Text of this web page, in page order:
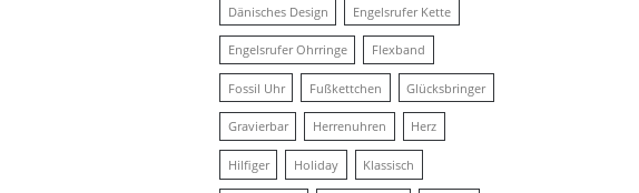
Dänisches Design Engelsrufer Kette
Engelsrufer Ohrringe Flexband
Fossil Uhr Fußkettchen Glücksbringer
Gravierbar Herrenuhren Herz
Hilfiger Holiday Klassisch